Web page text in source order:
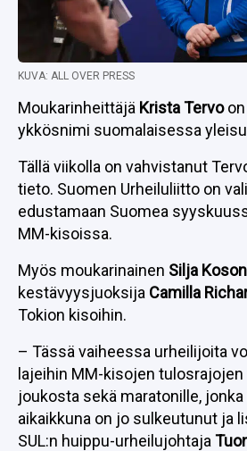
KUVA: ALL OVER PRESS
Moukarinheittäjä Krista Tervoon
ykkösnimi suomalaisessa
Tällä viikolla on vahvistanut
tieto. Suomen Urheiluliitto on
edustamaan Suomea
MM-kisoissa.
Myös moukarinainen Silja
kestävyysjuoksija Camilla
Tokion kisoihin.
– Tässä vaiheessa urheilijoita
lajeihin MM-kisojen
joukosta sekä maratonille, jonka
aikaikkuna on jo sulkeutunut ja
SUL:n huippu-urheilujohtaja